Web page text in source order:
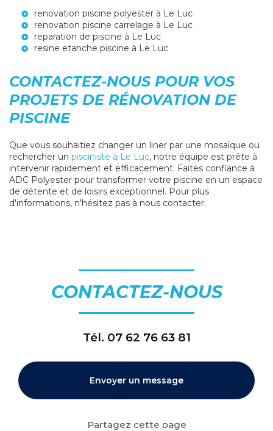
renovation piscine polyester à Le Luc
renovation piscine carrelage à Le Luc
reparation de piscine à Le Luc
resine etanche piscine à Le Luc
CONTACTEZ-NOUS POUR VOS
PROJETS DE RÉNOVATION DE
PISCINE
Que vous souhaitiez changer un liner par une mosaïque ou
rechercher un pisciniste à Le Luc, notre équipe est prête à
intervenir rapidement et efficacement. Faites confiance à
ADC Polyester pour transformer votre piscine en un espace
de détente et de loisirs exceptionnel. Pour plus
d'informations, n'hésitez pas à nous contacter.
CONTACTEZ-NOUS
Tél. 07 62 76 63 81
Envoyer un message
Partagez cette page